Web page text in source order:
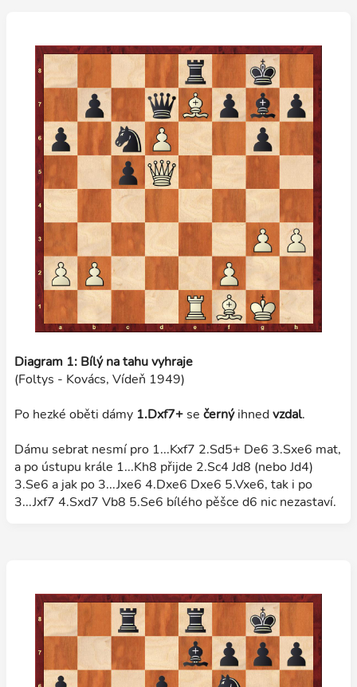
Diagram 1: Bílý na tahu vyhraje
(Foltys - Kovács, Vídeň 1949)
Po hezké oběti dámy 1.Dxf7+se černýihnedvzdal.
Dámu sebrat nesmí pro 1...Kxf7 2.Sd5+ De6 3.Sxe6 mat,
a po ústupu krále 1...Kh8 přijde 2.Sc4 Jd8 (nebo Jd4)
3.Se6 a jak po 3...Jxe6 4.Dxe6 Dxe6 5.Vxe6, tak i po
3...Jxf7 4.Sxd7 Vb8 5.Se6 bílého pěšce d6 nic nezastaví.